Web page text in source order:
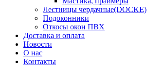
Лестницы чердачные(DOCKE)
Подоконники
Откосы окон ПВХ
Доставка и оплата
Новости
О нас
Контакты